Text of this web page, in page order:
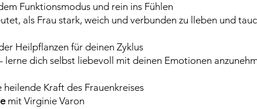
Funktionsmodus und rein ins Fühlen
als Frau stark, weich und verbunden zu lleben und
Heilpflanzen für deinen Zyklus
lerne dich selbst liebevoll mit deinen Emotionen
heilende Kraft des Frauenkreises
mit Virginie Varon